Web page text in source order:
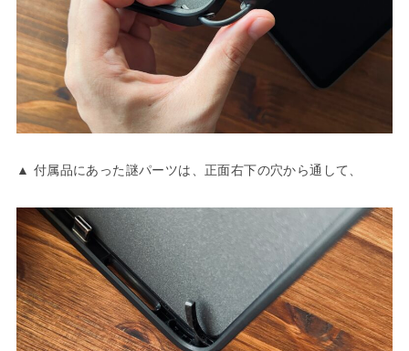
▲ 付属品にあった謎パーツは、正面右下の穴から通して、